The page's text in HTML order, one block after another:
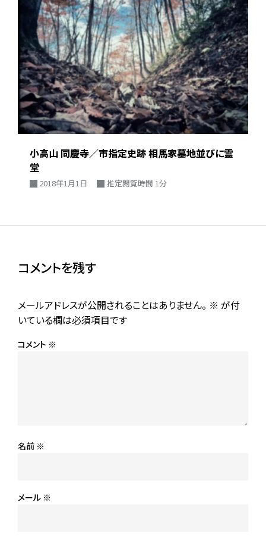
小高山 同慶寺／市指定史跡 相馬家墓地並びに霊
堂
2018年1月1日 推定閲覧時間 1分
コメントを残す
メールアドレスが公開されることはありません。 ※ が付
いている欄は必須項目です
コメント ※
名前 ※
メール ※